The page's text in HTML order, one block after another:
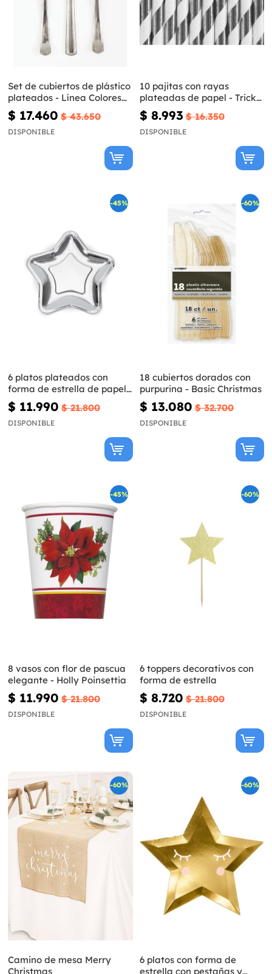
Set de cubiertos de plástico
plateados - Línea Colores
Básicos
$ 17.460 $ 43.650
DISPONIBLE
10 pajitas con rayas
plateadas de papel - Trick
or Treat Collection
$ 8.993 $ 16.350
DISPONIBLE
-45%
6 platos plateados con
forma de estrella de papel
(23 cm) - Princess Party
$ 11.990 $ 21.800
DISPONIBLE
-60%
18 cubiertos dorados con
purpurina - Basic Christmas
$ 13.080 $ 32.700
DISPONIBLE
-45%
8 vasos con flor de pascua
elegante - Holly Poinsettia
$ 11.990 $ 21.800
DISPONIBLE
-60%
6 toppers decorativos con
forma de estrella
$ 8.720 $ 21.800
DISPONIBLE
-60%
Camino de mesa Merry
Christmas
-60%
6 platos con forma de
estrella con pestañas y